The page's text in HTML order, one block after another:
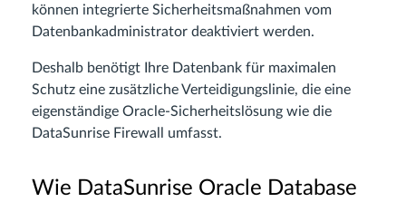
können integrierte Sicherheitsmaßnahmen vom
Datenbankadministrator deaktiviert werden.
Deshalb benötigt Ihre Datenbank für maximalen
Schutz eine zusätzliche Verteidigungslinie, die eine
eigenständige Oracle-Sicherheitslösung wie die
DataSunrise Firewall umfasst.
Wie DataSunrise Oracle Database